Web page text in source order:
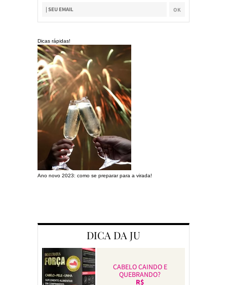
Dicas rápidas!
Ano novo 2023: como se preparar para a virada!
DICA DA JU
CABELO CAINDO E
QUEBRANDO?
R$